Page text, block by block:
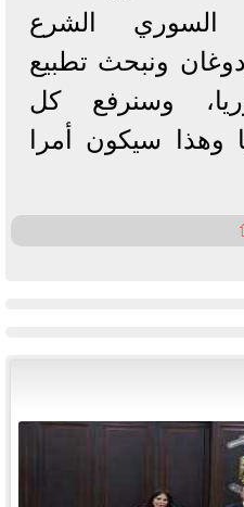
السوري الشرع
ونبحث تطبيع
وسنرفع كل
وهذا سيكون أمرا